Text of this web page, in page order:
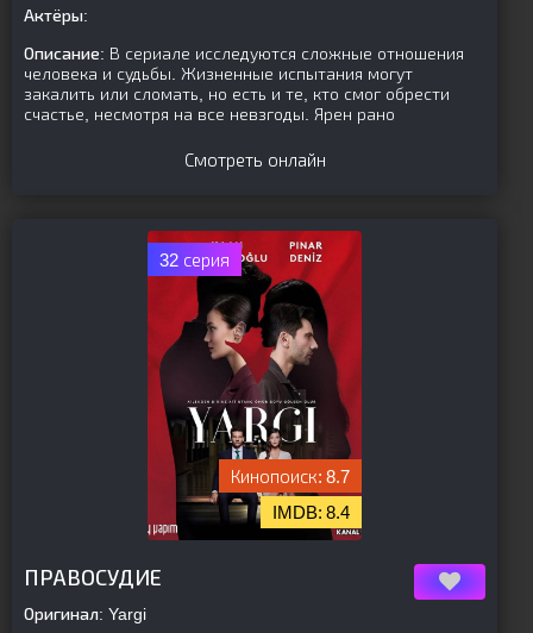
Актёры:
Описание: В сериале исследуются сложные отношения
человека и судьбы. Жизненные испытания могут
закалить или сломать, но есть и те, кто смог обрести
счастье, несмотря на все невзгоды. Ярен рано
Смотреть онлайн
32 серия
8.7
8.4
ПРАВОСУДИЕ
Оригинал: Yargi